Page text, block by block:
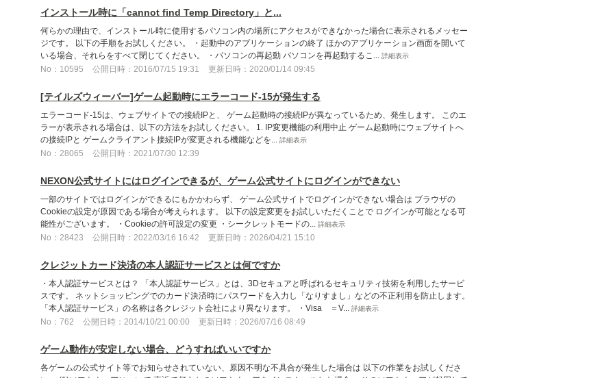
インストール時に「cannot find Temp Directory」と...
何らかの理由で、インストール時に使用するパソコン内の場所にアクセスができなかった場合に表示されるメッセー
ジです。 以下の手順をお試しください。 ・起動中のアプリケーションの終了 ほかのアプリケーション画面を開いて
いる場合、それらをすべて閉じてください。 ・パソコンの再起動 パソコンを再起動するこ... 詳細表示
No：10595 公開日時：2016/07/15 19:31 更新日時：2020/01/14 09:45
[テイルズウィーバー]ゲーム起動時にエラーコード-15が発生する
エラーコード-15は、ウェブサイトでの接続IPと、 ゲーム起動時の接続IPが異なっているため、発生します。 このエ
ラーが表示される場合は、以下の方法をお試しください。 1. IP変更機能の利用中止 ゲーム起動時にウェブサイトへ
の接続IPと ゲームクライアント接続IPが変更される機能などを... 詳細表示
No：28065 公開日時：2021/07/30 12:39
NEXON公式サイトにはログインできるが、ゲーム公式サイトにログインができない
一部のサイトではログインができるにもかかわらず、 ゲーム公式サイトでログインができない場合は ブラウザの
Cookieの設定が原因である場合が考えられます。 以下の設定変更をお試しいただくことで ログインが可能となる可
能性がございます。 ・Cookieの許可設定の変更 ・シークレットモードの... 詳細表示
No：28423 公開日時：2022/03/16 16:42 更新日時：2026/04/21 15:10
クレジットカード決済の本人認証サービスとは何ですか
・本人認証サービスとは？ 「本人認証サービス」とは、3Dセキュアと呼ばれるセキュリティ技術を利用したサービ
スです。 ネットショッピングでのカード決済時にパスワードを入力し「なりすまし」などの不正利用を防止します。
「本人認証サービス」の名称は各クレジット会社により異なります。 ・Visa ＝V... 詳細表示
No：762 公開日時：2014/10/21 00:00 更新日時：2026/07/16 08:49
ゲーム動作が安定しない場合、どうすればいいですか
各ゲームの公式サイト等でお知らせされていない、原因不明な不具合が発生した場合は 以下の作業をお試しくださ